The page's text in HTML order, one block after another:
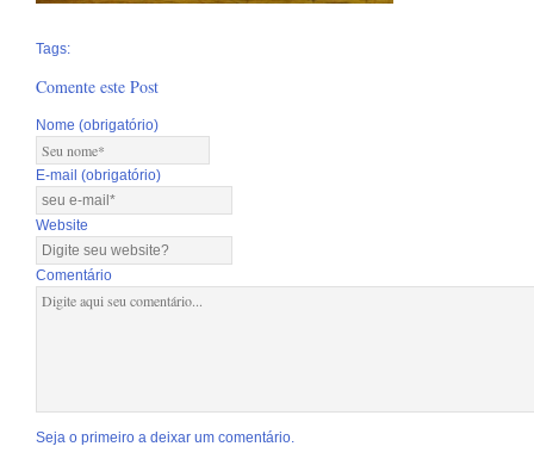
Tags:
Comente este Post
Nome (obrigatório)
E-mail (obrigatório)
Website
Comentário
Seja o primeiro a deixar um comentário.